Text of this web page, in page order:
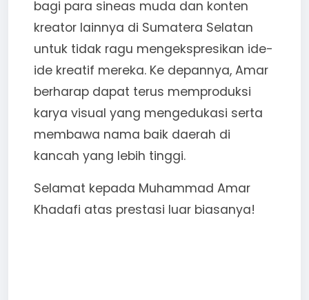
bagi para sineas muda dan konten
kreator lainnya di Sumatera Selatan
untuk tidak ragu mengekspresikan ide-
ide kreatif mereka. Ke depannya, Amar
berharap dapat terus memproduksi
karya visual yang mengedukasi serta
membawa nama baik daerah di
kancah yang lebih tinggi.
Selamat kepada Muhammad Amar
Khadafi atas prestasi luar biasanya!